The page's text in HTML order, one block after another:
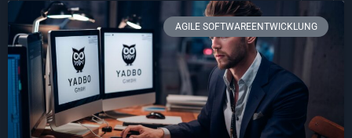
AGILE SOFTWAREENTWICKLUNG